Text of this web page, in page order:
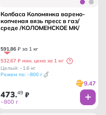
Колбаса Коломянка варено-
копченая вязь пресс в газ/
среде /КОЛОМЕНСКОЕ МК/
591.86 ₽ за 1 кг
532.67 ₽ мин. цена за 1 кг
Целый: ~1.6 кг
Режем по: ~800 г
9.47
473.49 ₽
~800 г